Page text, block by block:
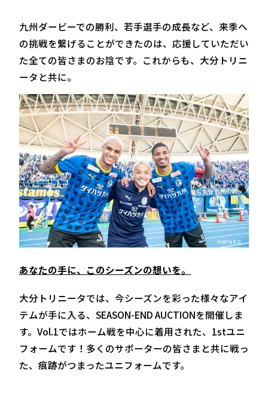
九州ダービーでの勝利、若手選手の成長など、来季へ
の挑戦を繋げることができたのは、応援していただい
た全ての皆さまのお陰です。これからも、大分トリニ
ータと共に。
あなたの手に、このシーズンの想いを。
大分トリニータでは、今シーズンを彩った様々なアイ
テムが手に入る、SEASON-END AUCTIONを開催しま
す。Vol.1ではホーム戦を中心に着用された、1stユニ
フォームです！多くのサポーターの皆さまと共に戦っ
た、痕跡がつまったユニフォームです。